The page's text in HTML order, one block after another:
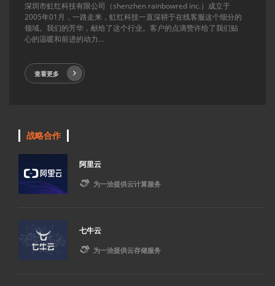
深圳市虹红科技有限公司（shenzhen rainbowred inc.）成立于
2005年01月，一路走来，虹红科技一直深耕于在线客服这个细分的
领域。我们的芳华，献给了这个行业。客户的点滴赞许给了我们贴
心的温暖和前进的动力...
查看更多
战略合作
阿里云
 为一洽提供云计算服务
七牛云
 为一洽提供云存储服务